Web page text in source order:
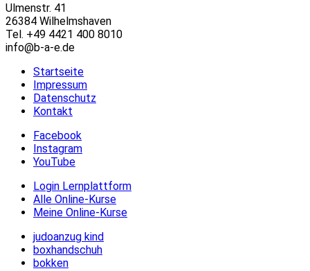
Ulmenstr. 41
26384 Wilhelmshaven
Tel. +49 4421 400 8010
info@b-a-e.de
Startseite
Impressum
Datenschutz
Kontakt
Facebook
Instagram
YouTube
Login Lernplattform
Alle Online-Kurse
Meine Online-Kurse
judoanzug kind
boxhandschuh
bokken